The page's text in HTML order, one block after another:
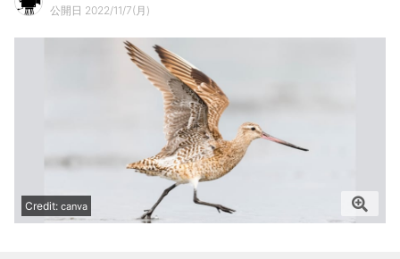
公開日 2022/11/7(月)
Credit: canva